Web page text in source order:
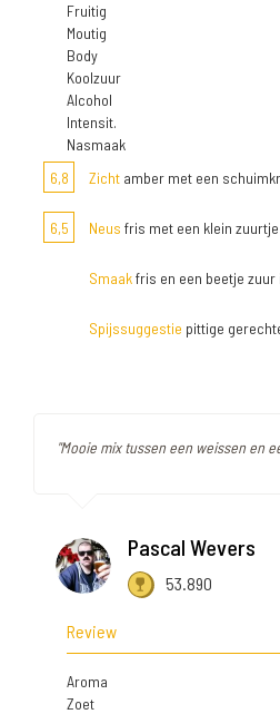
Fruitig
Moutig
Body
Koolzuur
Alcohol
Intensit.
Nasmaak
6,8
Zicht amber met een
6,5 Neus fris met een klein zuurtje
Smaakfris en een beetje
Spijssuggestie pittige
"Mooie mix tussen een weissen en
Pascal Wevers
53.890
Review
Aroma
Zoet